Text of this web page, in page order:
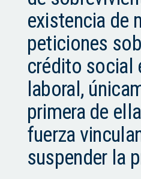
existencia de
peticiones
crédito social
laboral,
primera de
fuerza
suspender la